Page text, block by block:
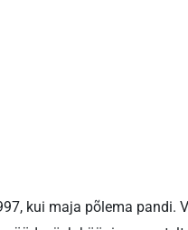
kui maja põlema pandi.